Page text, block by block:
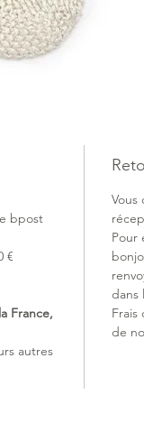
bpost
€
France,
autres
Vous
Pour
dans
de